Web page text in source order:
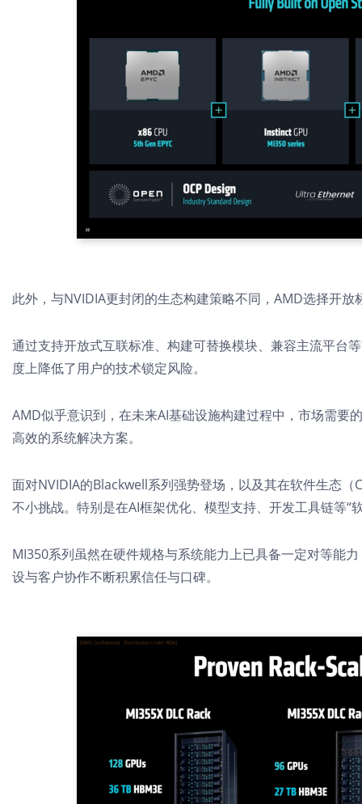
此外，与NVIDIA更封闭的生态构建策略不同， AMD选择开放
通过支持开放式互联标准、构建可替换模块、兼容主流平台
度上降低了用户的技术锁定风险。
AMD似乎意识到，在未来AI基础设施构建过程中，市场需要
高效的系统解决方案。
面对NVIDIA的Blackwell系列强势登场，以及其在软件生态
不小挑战。特别是在AI框架优化、模型支持、开发工具链等“
MI350系列虽然在硬件规格与系统能力上已具备一定对等能
设与客户协作不断积累信任与口碑。